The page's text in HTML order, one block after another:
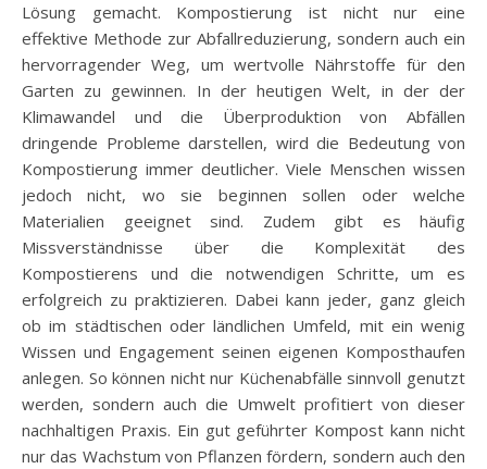
Lösung gemacht. Kompostierung ist nicht nur eine
effektive Methode zur Abfallreduzierung, sondern auch ein
hervorragender Weg, um wertvolle Nährstoffe für den
Garten zu gewinnen. In der heutigen Welt, in der der
Klimawandel und die Überproduktion von Abfällen
dringende Probleme darstellen, wird die Bedeutung von
Kompostierung immer deutlicher. Viele Menschen wissen
jedoch nicht, wo sie beginnen sollen oder welche
Materialien geeignet sind. Zudem gibt es häufig
Missverständnisse über die Komplexität des
Kompostierens und die notwendigen Schritte, um es
erfolgreich zu praktizieren. Dabei kann jeder, ganz gleich
ob im städtischen oder ländlichen Umfeld, mit ein wenig
Wissen und Engagement seinen eigenen Komposthaufen
anlegen. So können nicht nur Küchenabfälle sinnvoll genutzt
werden, sondern auch die Umwelt profitiert von dieser
nachhaltigen Praxis. Ein gut geführter Kompost kann nicht
nur das Wachstum von Pflanzen fördern, sondern auch den